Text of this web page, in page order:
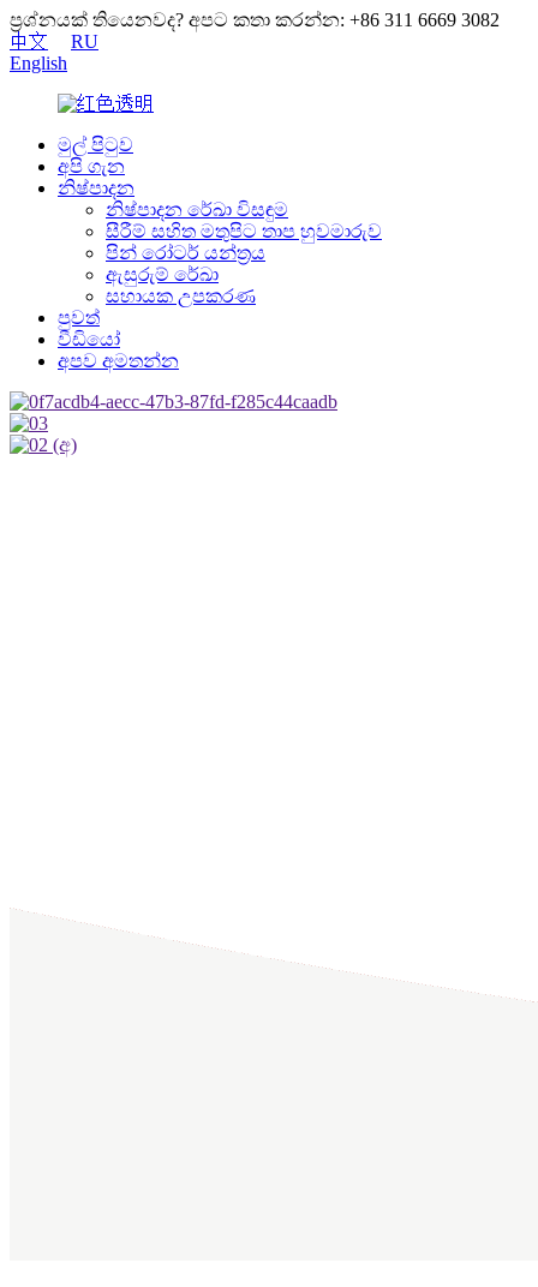
ප්‍රශ්නයක් තියෙනවද? අපට කතා කරන්න: +86 311 6669 3082
中文
RU
English
මුල් පිටුව
අපි ගැන
නිෂ්පාදන
නිෂ්පාදන රේඛා විසඳුම
සීරීම් සහිත මතුපිට තාප හුවමාරුව
පින් රෝටර් යන්ත්‍රය
ඇසුරුම් රේඛා
සහායක උපකරණ
පුවත්
වීඩියෝ
අපව අමතන්න